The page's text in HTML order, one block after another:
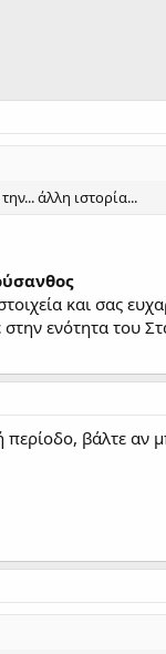
άλλη ιστορία...
και σας
ενότητα του
περίοδο, βάλτε